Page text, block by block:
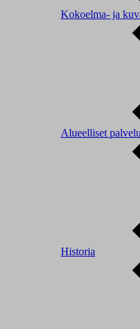
Kokoelma- ja
Alueelliset
Historia